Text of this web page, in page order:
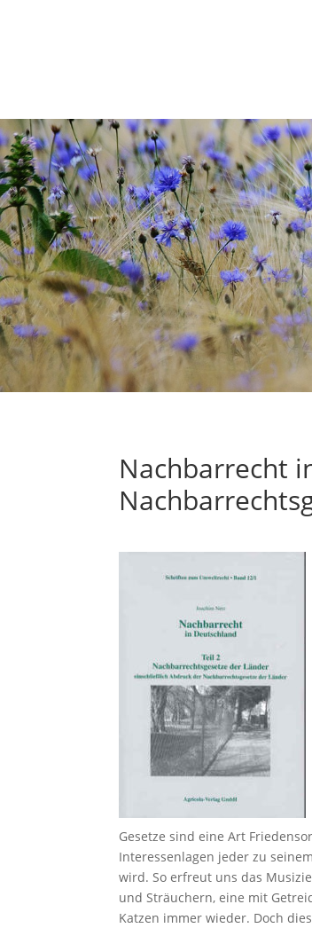
Nachbarrecht
Gesetze sind eine Art
Interessenlagen jeder zu
wird. So erfreut uns das
und Sträuchern, eine mit
Katzen immer wieder. Doch